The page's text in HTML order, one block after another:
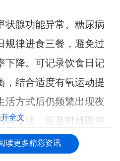
状腺功能异常、糖尿病
规律进食三餐，避免过
下降。可记录饮食日记
，结合适度有氧运动提
活方式后仍频繁出现夜
等症状，应及时就医评
代谢性疾病。
全文
读更多精彩资讯